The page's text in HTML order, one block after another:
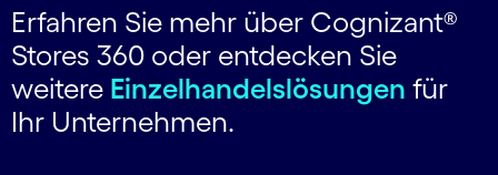
Erfahren Sie mehr über Cognizant®
Stores 360 oder entdecken Sie
weitere Einzelhandelslösungen für
Ihr Unternehmen.